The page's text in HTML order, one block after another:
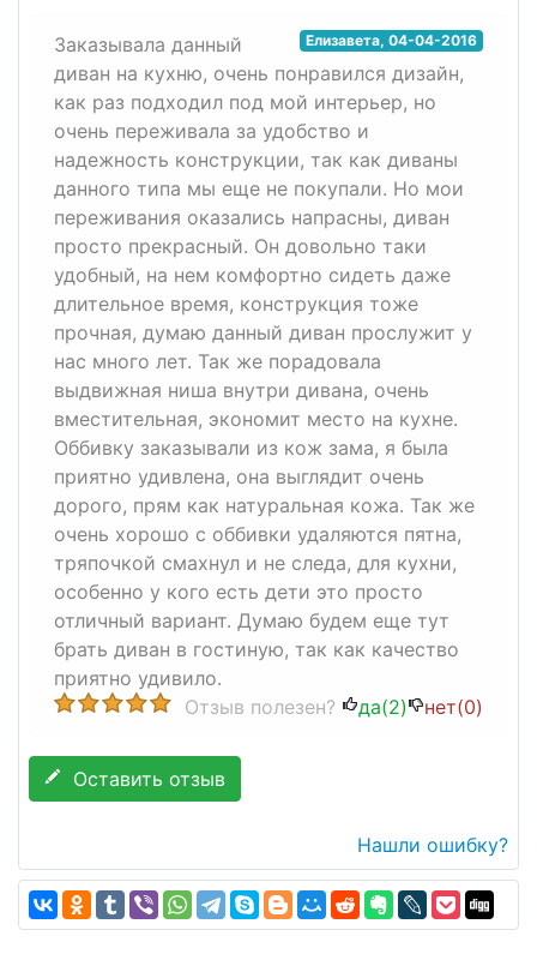
Елизавета,04-04-2016
Заказывала данный
диван на кухню, очень понравился дизайн,
как раз подходил под мой интерьер, но
очень переживала за удобство и
надежность конструкции, так как диваны
данного типа мы еще не покупали. Но мои
переживания оказались напрасны, диван
просто прекрасный. Он довольно таки
удобный, на нем комфортно сидеть даже
длительное время, конструкция тоже
прочная, думаю данный диван прослужит у
нас много лет. Так же порадовала
выдвижная ниша внутри дивана, очень
вместительная, экономит место на кухне.
Оббивку заказывали из кож зама, я была
приятно удивлена, она выглядит очень
дорого, прям как натуральная кожа. Так же
очень хорошо с оббивки удаляются пятна,
тряпочкой смахнул и не следа, для кухни,
особенно у кого есть дети это просто
отличный вариант. Думаю будем еще тут
брать диван в гостиную, так как качество
приятно удивило.
Отзыв полезен?
да(2) нет(0)
Оставить отзыв
Нашли ошибку?